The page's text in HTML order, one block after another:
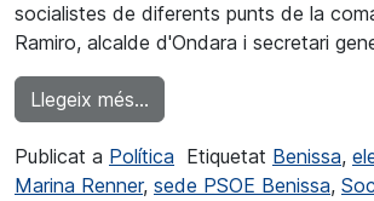
socialistes de diferents punts de la
Ramiro, alcalde d'Ondara i secretari
Llegeix més…
Publicat a Política Etiquetat Benissa,
Marina Renner, sede PSOE Benissa,